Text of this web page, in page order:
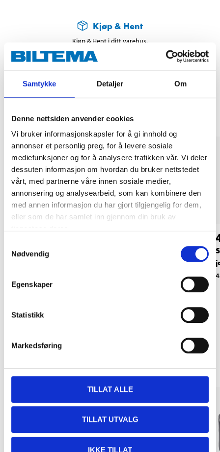
Samtykke Detaljer Om
Denne nettsiden anvender cookies
Vi bruker informasjonskapsler for å gi innhold og
annonser et personlig preg, for å levere sosiale
mediefunksjoner og for å analysere trafikken vår. Vi deler
dessuten informasjon om hvordan du bruker nettstedet
vårt, med partnerne våre innen sosiale medier,
annonsering og analysearbeid, som kan kombinere den
med annen informasjon du har gjort tilgjengelig for dem,
eller som de har samlet inn gjennom din bruk av
Nødvendig
Egenskaper
Statistikk
Markedsføring
TILLAT ALLE
TILLAT UTVALG
IKKE TILLAT
Kjøp & Hent
Kjøp & Hent i ditt varehus.
LES MER
Andre kunder har også kjøpt
Stikkontakt, enkelt,
Stikkontakt, dobbelt,
Relaterte produkter